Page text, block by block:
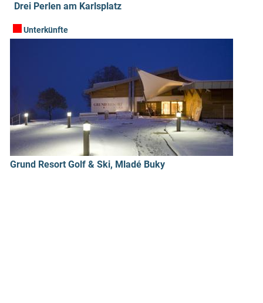
Drei Perlen am Karlsplatz
Unterkünfte
Grund Resort Golf & Ski, Mladé Buky